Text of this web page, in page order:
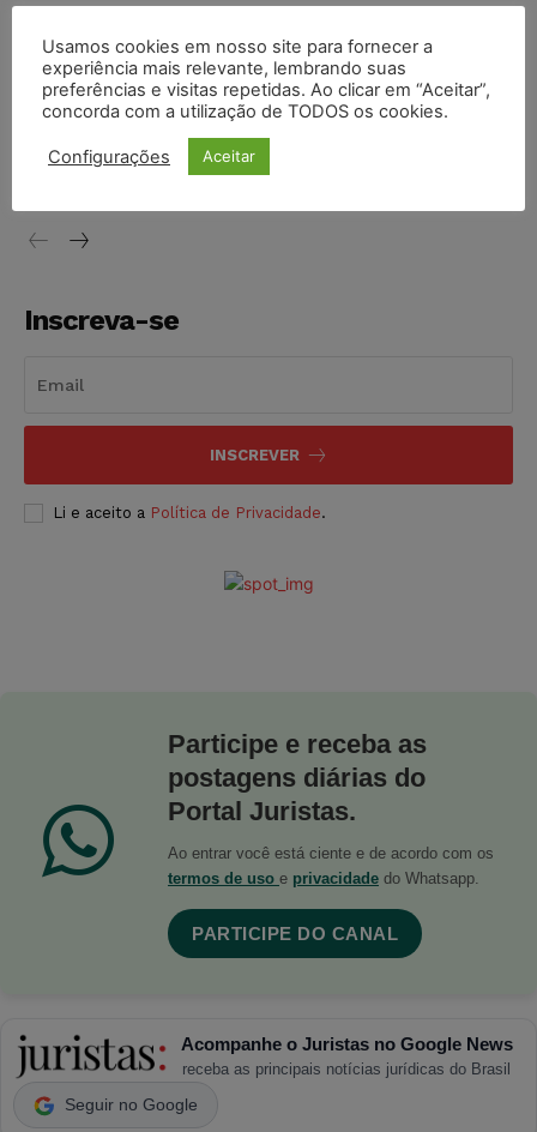
TSE reforça que sistemas das urnas eletrônicas tornam-se
invioláveis após assinatura digital e lacração
NOTÍCIAS 06/08/2026
STF inicia julgamento sobre constitucionalidade da
proibição dos jogos de azar no Brasil
Inscreva-se
INSCREVER
Li e aceito a Política de Privacidade.
Participe e receba as
postagens diárias do
Portal Juristas.
Ao entrar você está ciente e de acordo com os
termos de uso e privacidade do Whatsapp.
PARTICIPE DO CANAL
Acompanhe o Juristas no Google News
receba as principais notícias jurídicas do Brasil
Seguir no Google
Usamos cookies em nosso site para fornecer a
experiência mais relevante, lembrando suas
preferências e visitas repetidas. Ao clicar em “Aceitar”,
concorda com a utilização de TODOS os cookies.
Configurações Aceitar